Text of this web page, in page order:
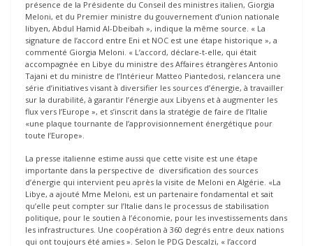
présence de la Présidente du Conseil des ministres italien, Giorgia
Meloni, et du Premier ministre du gouvernement d’union nationale
libyen, Abdul Hamid Al-Dbeibah », indique la même source. « La
signature de l’accord entre Eni et NOC est une étape historique », a
commenté Giorgia Meloni. « L’accord, déclare-t-elle, qui était
accompagnée en Libye du ministre des Affaires étrangères Antonio
Tajani et du ministre de l’Intérieur Matteo Piantedosi, relancera une
série d’initiatives visant à diversifier les sources d’énergie, à travailler
sur la durabilité, à garantir l’énergie aux Libyens et à augmenter les
flux vers l’Europe », et s’inscrit dans la stratégie de faire de l’Italie
«une plaque tournante de l’approvisionnement énergétique pour
toute l’Europe».
La presse italienne estime aussi que cette visite est une étape
importante dans la perspective de diversification des sources
d’énergie qui intervient peu après la visite de Meloni en Algérie. «La
Libye, a ajouté Mme Meloni, est un partenaire fondamental et sait
qu’elle peut compter sur l’Italie dans le processus de stabilisation
politique, pour le soutien à l’économie, pour les investissements dans
les infrastructures. Une coopération à 360 degrés entre deux nations
qui ont toujours été amies ». Selon le PDG Descalzi, « l’accord